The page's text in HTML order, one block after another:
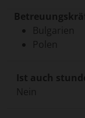
Bulgarien
Polen
Ist auch
Nein